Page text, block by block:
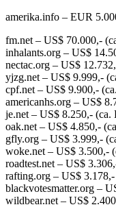
amerika.info – EUR
fm.net – US$ 70.000,-
inhalants.org – US$
nectac.org – US$
yjzg.net – US$ 9.999,-
cpf.net – US$ 9.900,-
americanhs.org – US$
je.net – US$ 8.250,- (ca.
oak.net – US$ 4.850,-
gfly.org – US$ 3.999,-
woke.net – US$ 3.500,-
roadtest.net – US$
rafting.org – US$
blackvotesmatter.org –
wildbear.net – US$